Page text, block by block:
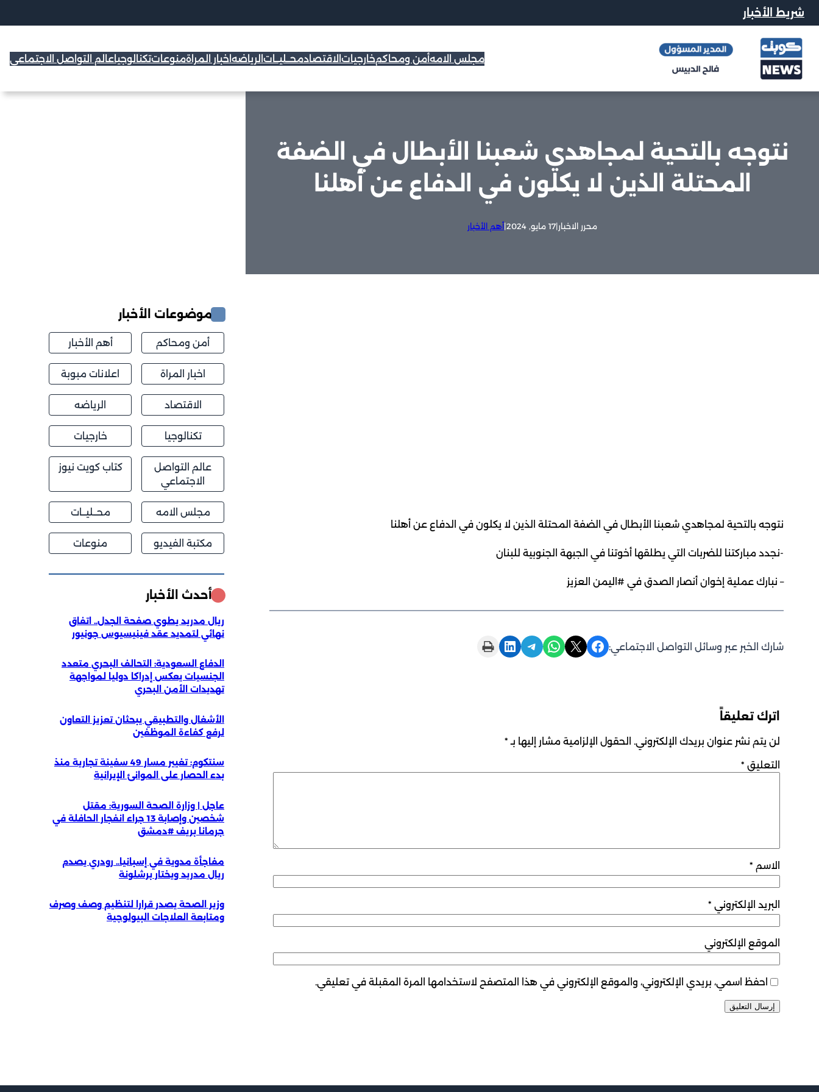
شريط الأخبار
مجلس الامهأمن ومحاكمخارجيات الاقتصادمحــليــات الرياضه اخبار المراةمنوعاتتكنالوجياعالم التواصل الاجتماعي
نتوجه بالتحية لمجاهدي شعبنا الأبطال في الضفة
المحتلة الذين لا يكلون في الدفاع عن أهلنا
محرر الاخبار|17 مايو, 2024 |أهم الأخبار
نتوجه بالتحية لمجاهدي شعبنا الأبطال في الضفة المحتلة الذين لا يكلون في الدفاع عن أهلنا
-نجدد مباركتنا للضربات التي يطلقها أخوتنا في الجبهة الجنوبية للبنان
– نبارك عملية إخوان أنصار الصدق في #اليمن العزيز
شارك الخبر عبر وسائل التواصل الاجتماعي: Share on Facebook
Share on X
Share on WhatsApp
Share on Telegram
Share on LinkedIn
Print this Page
اترك تعليقاً
لن يتم نشر عنوان بريدك الإلكتروني. الحقول الإلزامية مشار إليها بـ *
التعليق *
الاسم *
البريد الإلكتروني *
الموقع الإلكتروني
احفظ اسمي، بريدي الإلكتروني، والموقع الإلكتروني في هذا المتصفح لاستخدامها المرة المقبلة في تعليقي.
موضوعات الأخبار
أمن ومحاكم أهم الأخبار
اخبار المراة اعلانات مبوبة
الاقتصاد الرياضه
تكنالوجيا خارجيات
عالم التواصل
الاجتماعي
كتاب كويت نيوز
مجلس الامه محــليــات
مكتبة الفيديو منوعات
أحدث الأخبار
ريال مدريد يطوي صفحة الجدل.. اتفاق
نهائي لتمديد عقد فينيسيوس جونيور
الدفاع السعودية: التحالف البحري متعدد
الجنسيات يعكس إدراكا دوليا لمواجهة
تهديدات الأمن البحري
الأشغال والتطبيقي يبحثان تعزيز التعاون
لرفع كفاءة الموظفين
سنتكوم: تغيير مسار 49 سفينة تجارية منذ
بدء الحصار على الموانئ الإيرانية
عاجل | وزارة الصحة السورية: مقتل
شخصين وإصابة 13 جراء انفجار الحافلة في
جرمانا بريف #دمشق
مفاجأة مدوية في إسبانيا.. رودري يصدم
ريال مدريد ويختار برشلونة
وزير الصحة يصدر قرارا لتنظيم وصف وصرف
ومتابعة العلاجات البيولوجية